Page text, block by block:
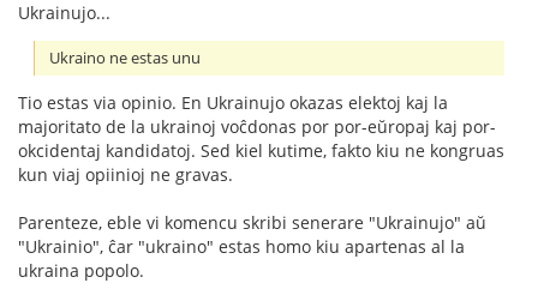
Ukrainujo...
Ukraino ne estas unu
Tio estas via opinio. En Ukrainujo okazas elektoj kaj la
majoritato de la ukrainoj voĉdonas por por-eŭropaj kaj por-
okcidentaj kandidatoj. Sed kiel kutime, fakto kiu ne kongruas
kun viaj opiinioj ne gravas.
Parenteze, eble vi komencu skribi senerare "Ukrainujo" aŭ
"Ukrainio", ĉar "ukraino" estas homo kiu apartenas al la
ukraina popolo.